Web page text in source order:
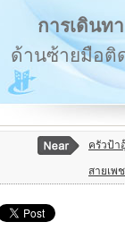
การเดินท
ด้านซ้ายมือติ
ครัวป้า
สายเพ